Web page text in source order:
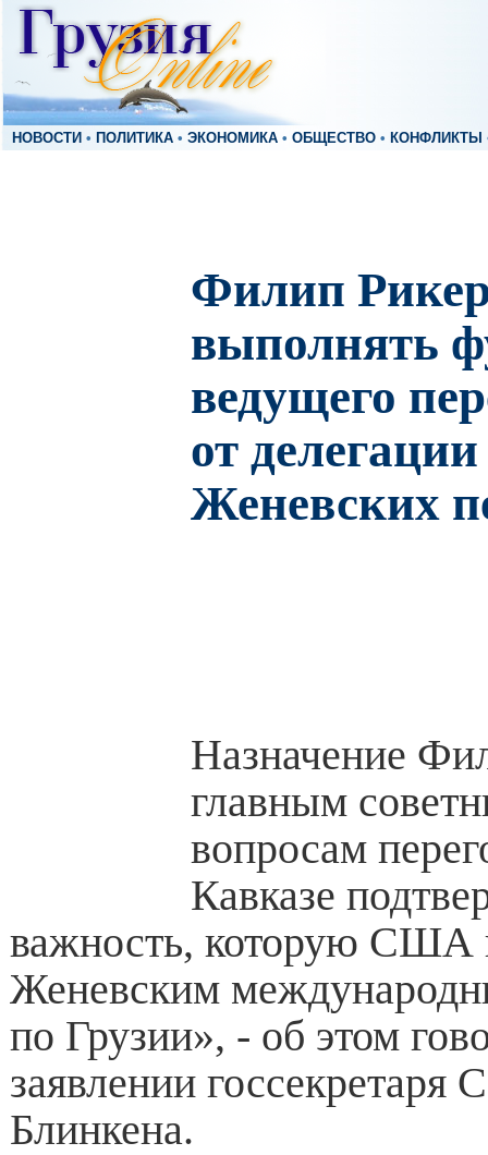
НОВОСТИ • ПОЛИТИКА • ЭКОНОМИКА • ОБЩЕСТВО • КОНФЛИКТЫ
Филип Рикер
выполнять
ведущего
от
Женевских
Назначение
главным
вопросам
Кавказе
важность, которую США
Женевским
по Грузии», - об этом
заявлении
Блинкена.